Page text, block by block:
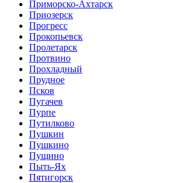
Приморско-Ахтарск
Приозерск
Прогресс
Прокопьевск
Пролетарск
Протвино
Прохладный
Прудное
Псков
Пугачев
Пурпе
Путилково
Пушкин
Пушкино
Пущино
Пыть-Ях
Пятигорск